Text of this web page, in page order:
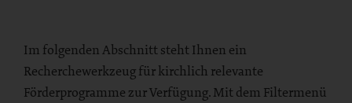
Im folgenden Abschnitt steht Ihnen ein
Recherchewerkzeug für kirchlich relevante
Förderprogramme zur Verfügung. Mit dem Filtermenü